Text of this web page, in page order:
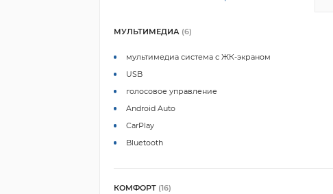
МУЛЬТИМЕДИА (6)
мультимедиа система с ЖК-экраном
USB
голосовое управление
Android Auto
CarPlay
Bluetooth
КОМФОРТ (16)